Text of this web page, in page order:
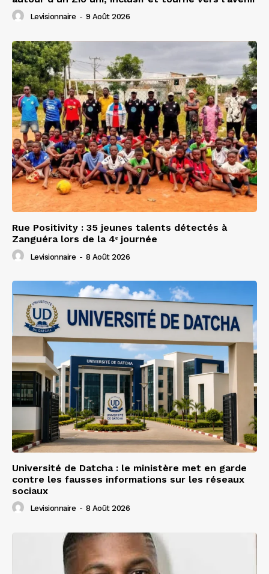
Levisionnaire - 9 Août 2026
Rue Positivity : 35 jeunes talents détectés à
Zanguéra lors de la 4ᵉ journée
Levisionnaire - 8 Août 2026
Université de Datcha : le ministère met en garde
contre les fausses informations sur les réseaux
sociaux
Levisionnaire - 8 Août 2026